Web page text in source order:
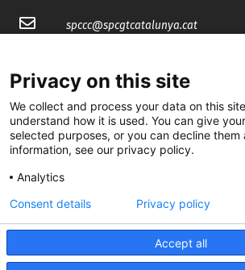
spccc@spcgtcatalunya.cat
@CGTCatalunya
cgtcatalunya
CGTCatalunya
cgtcatalunya
Privacy on this site
We collect and process your data on this
understand how it is used. You can give
selected purposes, or you can decline them
information, see our privacy policy.
Analytics
Accept all
Consent details Privacy policy